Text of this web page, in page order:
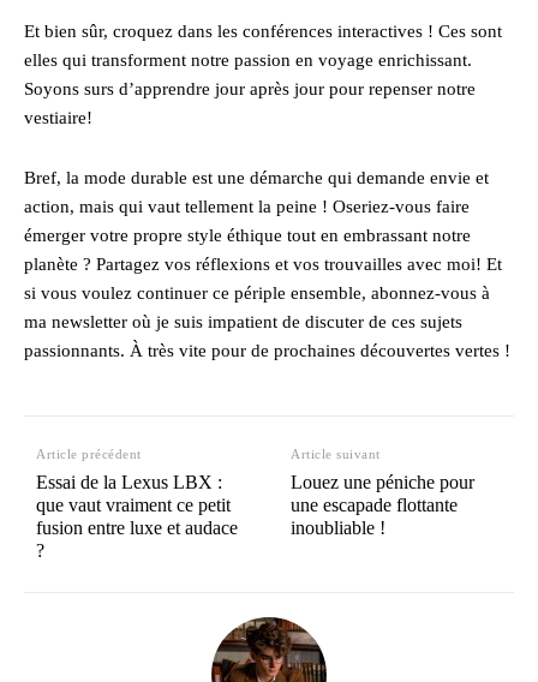
Et bien sûr, croquez dans les conférences interactives ! Ces sont
elles qui transforment notre passion en voyage enrichissant.
Soyons surs d’apprendre jour après jour pour repenser notre
vestiaire!
Bref, la mode durable est une démarche qui demande envie et
action, mais qui vaut tellement la peine ! Oseriez-vous faire
émerger votre propre style éthique tout en embrassant notre
planète ? Partagez vos réflexions et vos trouvailles avec moi! Et
si vous voulez continuer ce périple ensemble, abonnez-vous à
ma newsletter où je suis impatient de discuter de ces sujets
passionnants. À très vite pour de prochaines découvertes vertes !
Article précédent
Essai de la Lexus LBX :
que vaut vraiment ce petit
fusion entre luxe et audace
?
Article suivant
Louez une péniche pour
une escapade flottante
inoubliable !